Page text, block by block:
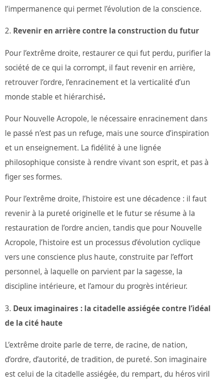
l’impermanence qui permet l’évolution de la conscience.
Revenir en arrière contre la construction du futur
Pour l’extrême droite, restaurer ce qui fut perdu, purifier la
société de ce qui la corrompt, il faut revenir en arrière,
retrouver l’ordre, l’enracinement et la verticalité d’un
monde stable et hiérarchisé.
Pour Nouvelle Acropole, le nécessaire enracinement dans
le passé n’est pas un refuge, mais une source d’inspiration
et un enseignement. La fidélité à une lignée
philosophique consiste à rendre vivant son esprit, et pas à
figer ses formes.
Pour l’extrême droite, l’histoire est une décadence : il faut
revenir à la pureté originelle et le futur se résume à la
restauration de l’ordre ancien, tandis que pour Nouvelle
Acropole, l’histoire est un processus d’évolution cyclique
vers une conscience plus haute, construite par l’effort
personnel, à laquelle on parvient par la sagesse, la
discipline intérieure, et l’amour du progrès intérieur.
Deux imaginaires : la citadelle assiégée contre l’idéal
de la cité haute
L’extrême droite parle de terre, de racine, de nation,
d’ordre, d’autorité, de tradition, de pureté. Son imaginaire
est celui de la citadelle assiégée, du rempart, du héros viril